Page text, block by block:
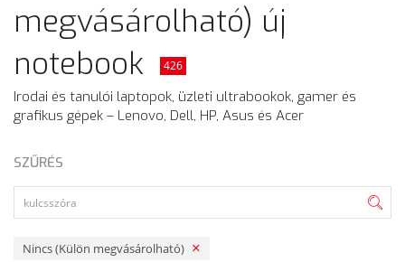
megvásárolható) új
notebook
426
Irodai és tanulói laptopok, üzleti ultrabookok, gamer és
grafikus gépek – Lenovo, Dell, HP, Asus és Acer
SZŰRÉS
Nincs (Külön megvásárolható)